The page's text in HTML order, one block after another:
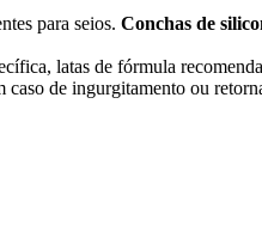
para seios. Conchas de
latas de fórmula
de ingurgitamento ou